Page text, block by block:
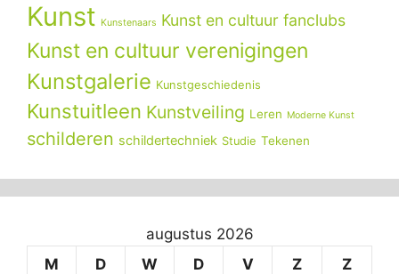
Kunst Kunstenaars Kunst en cultuur fanclubs
Kunst en cultuur verenigingen
Kunstgalerie Kunstgeschiedenis
Kunstuitleen Kunstveiling Leren Moderne Kunst
schilderen schildertechniek Studie Tekenen
augustus 2026
M
D W D V Z Z